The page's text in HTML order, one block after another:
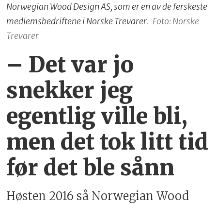
Norwegian Wood Design AS, som er en av de ferskeste
medlemsbedriftene i Norske Trevarer. Foto: Norske
Trevarer
– Det var jo
snekker jeg
egentlig ville bli,
men det tok litt tid
før det ble sånn
Høsten 2016 så Norwegian Wood